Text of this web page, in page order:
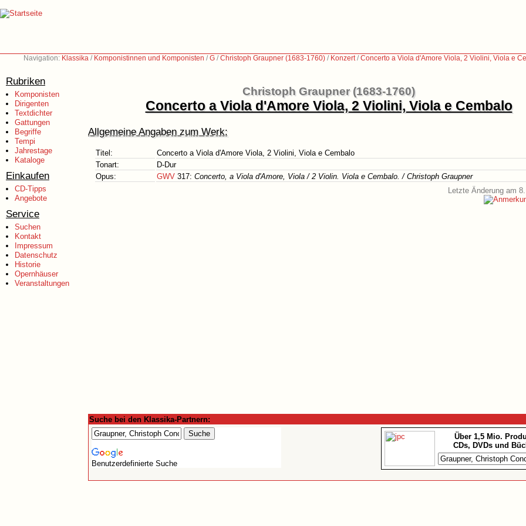
Navigation: Klassika / Komponistinnen und Komponisten /G /Christoph Graupner (1683-1760) / Konzert/Concerto a Viola d'Amore Viola, 2 Violini, Viola e
Rubriken
Komponisten
Dirigenten
Textdichter
Gattungen
Begriffe
Tempi
Jahrestage
Kataloge
Einkaufen
CD-Tipps
Angebote
Service
Suchen
Kontakt
Impressum
Datenschutz
Historie
Opernhäuser
Veranstaltungen
Christoph Graupner (1683-1760)
Concerto a Viola d'Amore Viola, 2 Violini, Viola e Cembalo
Allgemeine Angaben zum Werk:
Titel:
Concerto a Viola d'Amore Viola, 2 Violini, Viola e Cembalo
Tonart:
D-Dur
Opus:
GWV 317: Concerto, a Viola d'Amore, Viola / 2 Violin. Viola e Cembalo. / Christoph Graupner
Letzte Änderung am
Suche bei den Klassika-Partnern:
Benutzerdefinierte Suche
Über 1,5 Mio.
CDs, DVDs und